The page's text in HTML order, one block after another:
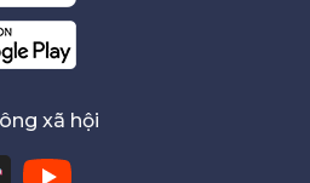
xã hội